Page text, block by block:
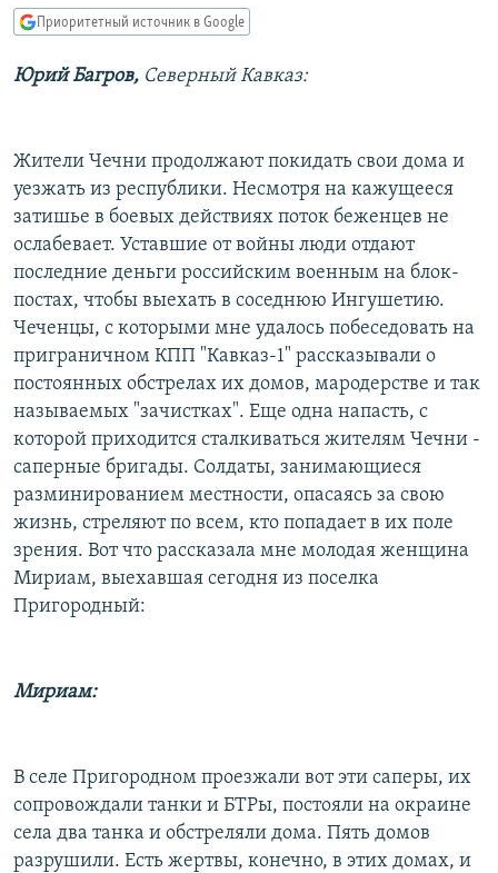
СИБИРЬ.РЕАЛИИ
РАСПИСАНИЕ ВЕЩАНИЯ
Все сайты РСЕ/РС
Приоритетный источник в Google
Юрий Багров, Северный Кавказ:
Жители Чечни продолжают покидать свои дома и
уезжать из республики. Несмотря на кажущееся
затишье в боевых действиях поток беженцев не
ослабевает. Уставшие от войны люди отдают
последние деньги российским военным на блок-
постах, чтобы выехать в соседнюю Ингушетию.
Чеченцы, с которыми мне удалось побеседовать на
приграничном КПП "Кавказ-1" рассказывали о
постоянных обстрелах их домов, мародерстве и так
называемых "зачистках". Еще одна напасть, с
которой приходится сталкиваться жителям Чечни -
саперные бригады. Солдаты, занимающиеся
разминированием местности, опасаясь за свою
жизнь, стреляют по всем, кто попадает в их поле
зрения. Вот что рассказала мне молодая женщина
Мириам, выехавшая сегодня из поселка
Пригородный:
Мириам:
В селе Пригородном проезжали вот эти саперы, их
сопровождали танки и БТРы, постояли на окраине
села два танка и обстреляли дома. Пять домов
разрушили. Есть жертвы, конечно, в этих домах, и